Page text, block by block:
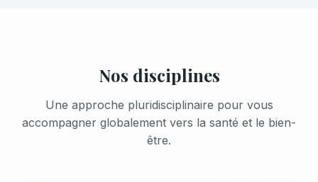
Nos disciplines
Une approche pluridisciplinaire pour vous
accompagner globalement vers la santé et le bien-
être.